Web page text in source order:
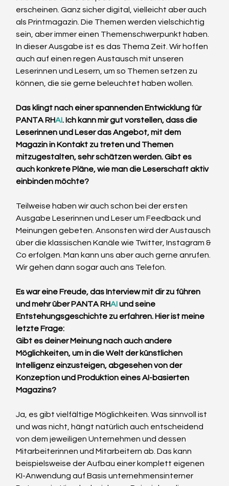
erscheinen. Ganz sicher digital, vielleicht aber auch
als Printmagazin. Die Themen werden vielschichtig
sein, aber immer einen Themenschwerpunkt haben.
In dieser Ausgabe ist es das Thema Zeit. Wir hoffen
auch auf einen regen Austausch mit unseren
Leserinnen und Lesern, um so Themen setzen zu
können, die sie gerne beleuchtet haben wollen.
Das klingt nach einer spannenden Entwicklung für
PANTA RHAI. Ich kann mir gut vorstellen, dass die
Leserinnen und Leser das Angebot, mit dem
Magazin in Kontakt zu treten und Themen
mitzugestalten, sehr schätzen werden. Gibt es
auch konkrete Pläne, wie man die Leserschaft aktiv
einbinden möchte?
Teilweise haben wir auch schon bei der ersten
Ausgabe Leserinnen und Leser um Feedback und
Meinungen gebeten. Ansonsten wird der Austausch
über die klassischen Kanäle wie Twitter, Instagram &
Co erfolgen. Man kann uns aber auch gerne anrufen.
Wir gehen dann sogar auch ans Telefon.
Es war eine Freude, das Interview mit dir zu führen
und mehr über PANTA RHAI und seine
Entstehungsgeschichte zu erfahren. Hier ist meine
letzte Frage:
Gibt es deiner Meinung nach auch andere
Möglichkeiten, um in die Welt der künstlichen
Intelligenz einzusteigen, abgesehen von der
Konzeption und Produktion eines AI-basierten
Magazins?
Ja, es gibt vielfältige Möglichkeiten. Was sinnvoll ist
und was nicht, hängt natürlich auch entscheidend
von dem jeweiligen Unternehmen und dessen
Mitarbeiterinnen und Mitarbeitern ab. Das kann
beispielsweise der Aufbau einer komplett eigenen
KI-Anwendung auf Basis unternehmensinterner